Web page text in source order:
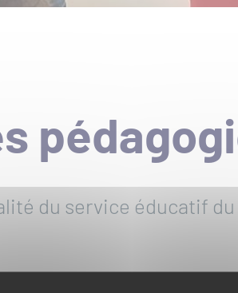
du service éducatif